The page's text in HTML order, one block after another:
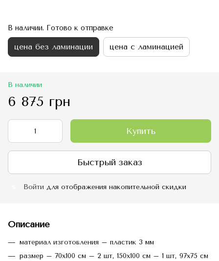
В наличии. Готово к отправке
цена без ламинации цена с ламинацией
В наличии
6 875 грн
Купить
Быстрый заказ
Войти для отображения накопительной скидки
Описание
материал изготовления – пластик 3 мм
размер – 70х100 см – 2 шт, 150х100 см – 1 шт, 97х75 см